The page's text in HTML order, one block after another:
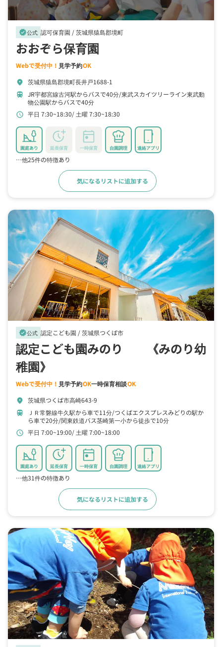
verified公式 認可保育園 /茨城県猿島郡境町
おおぞら保育園
Webで受付中！ 見学予約OK
location_on 茨城県猿島郡境町長井戸1688-1
train JR宇都宮線古河駅からバスで40分 東武スカイツリーライン東武動
物公園駅からバスで40分
schedule 平日 7:30~18:30 土曜 7:30~18:30
園庭あり 延長保育 一時保育 自園調理 連絡アプリ
…他25件の特徴あり
気になるリストに追加する
verified公式 認定こども園 /茨城県つくば市
認定こども園みのり 《みのり幼
稚園》
Webで受付中！ 見学予約OK一時保育相談OK
location_on 茨城県つくば市高崎643-9
train ＪＲ常磐線牛久駅から車で11分 つくばエクスプレスみどりの駅か
ら車で20分 関東鉄道バス茎崎第一小から徒歩で10分
schedule 平日 7:00~19:00 土曜 7:00~18:00
園庭あり 延長保育 一時保育 自園調理 連絡アプリ
…他31件の特徴あり
気になるリストに追加する